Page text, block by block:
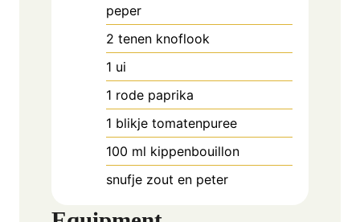
peper
2 tenen knoflook
1 ui
1 rode paprika
1 blikje tomatenpuree
100 ml kippenbouillon
snufje zout en peter